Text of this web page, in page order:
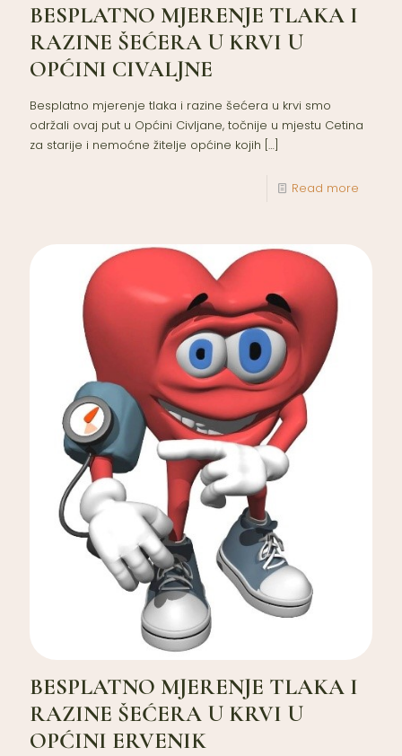
BESPLATNO MJERENJE TLAKA I
RAZINE ŠEĆERA U KRVI U
OPĆINI CIVALJNE
Besplatno mjerenje tlaka i razine šećera u krvi smo
održali ovaj put u Općini Civljane, točnije u mjestu Cetina
za starije i nemoćne žitelje općine kojih […]
Read more
BESPLATNO MJERENJE TLAKA I
RAZINE ŠEĆERA U KRVI U
OPĆINI ERVENIK